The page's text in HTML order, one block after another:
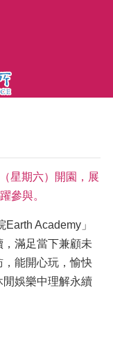
星期六）開園，展
參與。
Academy」
滿足當下兼顧未
能開心玩，愉快
娛樂中理解永續